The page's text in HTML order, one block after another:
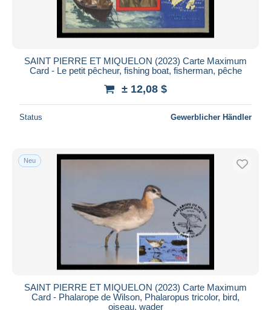
SAINT PIERRE ET MIQUELON (2023) Carte Maximum
Card - Le petit pêcheur, fishing boat, fisherman, pêche
± 12,08 $
Status Gewerblicher Händler
Neu
SAINT PIERRE ET MIQUELON (2023) Carte Maximum
Card - Phalarope de Wilson, Phalaropus tricolor, bird,
oiseau, wader